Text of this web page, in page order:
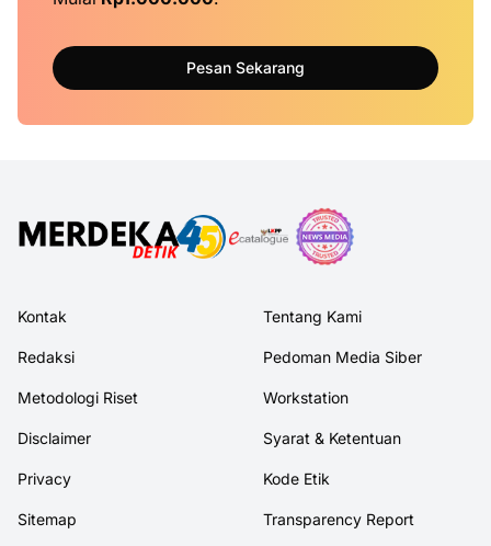
Pesan Sekarang
Kontak Tentang Kami
Redaksi Pedoman Media Siber
Metodologi Riset Workstation
Disclaimer Syarat & Ketentuan
Privacy Kode Etik
Sitemap Transparency Report